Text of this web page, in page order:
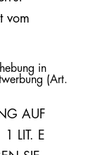
vom
in
(Art.
AUF
LIT. E